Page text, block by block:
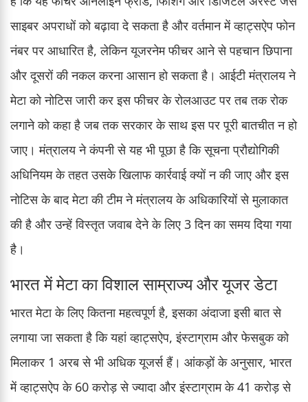
साइबर अपराधों को बढ़ावा दे सकता है और वर्तमान में व्हाट्सऐप फोन
नंबर पर आधारित है, लेकिन यूजरनेम फीचर आने से पहचान छिपाना
और दूसरों की नकल करना आसान हो सकता है। आईटी मंत्रालय ने
मेटा को नोटिस जारी कर इस फीचर के रोलआउट पर तब तक रोक
लगाने को कहा है जब तक सरकार के साथ इस पर पूरी बातचीत न हो
जाए। मंत्रालय ने कंपनी से यह भी पूछा है कि सूचना प्रौद्योगिकी
अधिनियम के तहत उसके खिलाफ कार्रवाई क्यों न की जाए और इस
नोटिस के बाद मेटा की टीम ने मंत्रालय के अधिकारियों से मुलाकात
की है और उन्हें विस्तृत जवाब देने के लिए 3 दिन का समय दिया गया
है।
भारत में मेटा का विशाल साम्राज्य और यूजर डेटा
भारत मेटा के लिए कितना महत्वपूर्ण है, इसका अंदाजा इसी बात से
लगाया जा सकता है कि यहां व्हाट्सऐप, इंस्टाग्राम और फेसबुक को
मिलाकर 1 अरब से भी अधिक यूजर्स हैं। आंकड़ों के अनुसार, भारत
में व्हाट्सऐप के 60 करोड़ से ज्यादा और इंस्टाग्राम के 41 करोड़ से